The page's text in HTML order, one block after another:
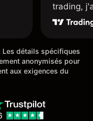
trading,
une carte
détails spécifiques
anonymisés pour
aux exigences du